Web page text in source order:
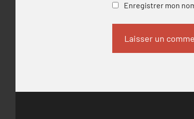
Enregistrer mon